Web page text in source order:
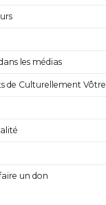
les médias
de Culturellement Vôtre
un don